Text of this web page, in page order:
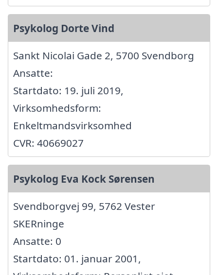
Psykolog Dorte Vind
Sankt Nicolai Gade 2, 5700 Svendborg
Ansatte:
Startdato: 19. juli 2019,
Virksomhedsform:
Enkeltmandsvirksomhed
CVR: 40669027
Psykolog Eva Kock Sørensen
Svendborgvej 99, 5762 Vester
SKERninge
Ansatte: 0
Startdato: 01. januar 2001,